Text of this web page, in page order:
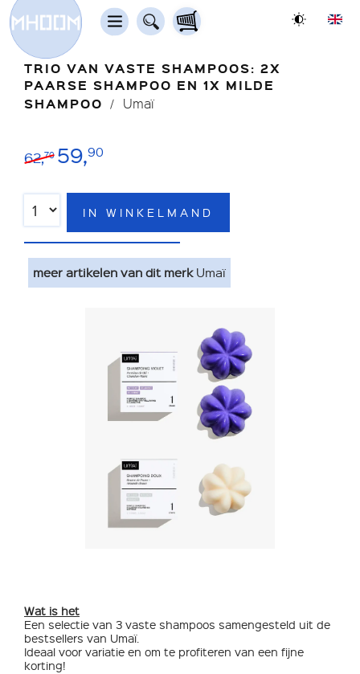
TRIO VAN VASTE SHAMPOOS: 2X
PAARSE SHAMPOO EN 1X MILDE
SHAMPOO
Umaï
62,70 59,90
IN WINKELMAND
meer artikelen van dit merkUmaï
Wat is het
Een selectie van 3 vaste shampoos samengesteld uit de
bestsellers van Umaï.
Ideaal voor variatie en om te profiteren van een fijne
korting!